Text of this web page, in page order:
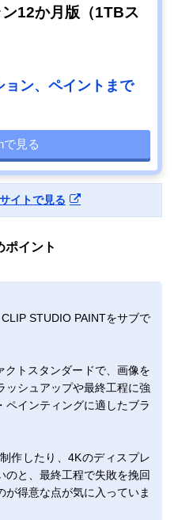
12か月版（1TBス
ン、ペイントまで
で見る
イトで見る
ポイント
STUDIO PAINTをサブで
トスタンダードで、画像を
ッシュアップや最終工程に強
ペインティングに適したブラ
作したり、4Kのディスプレ
のと、最終工程で失敗を挽回
が得意な点が気に入っていま